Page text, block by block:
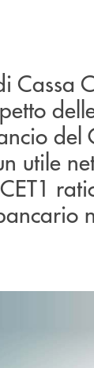
del
utile